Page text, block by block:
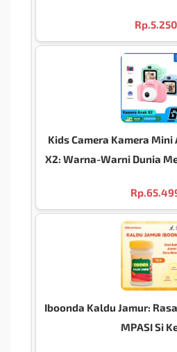
Rp.5.250
Kids Camera Kamera Mini
X2: Warna-Warni Dunia
Rp.
Iboonda Kaldu Jamur:
MPASI Si